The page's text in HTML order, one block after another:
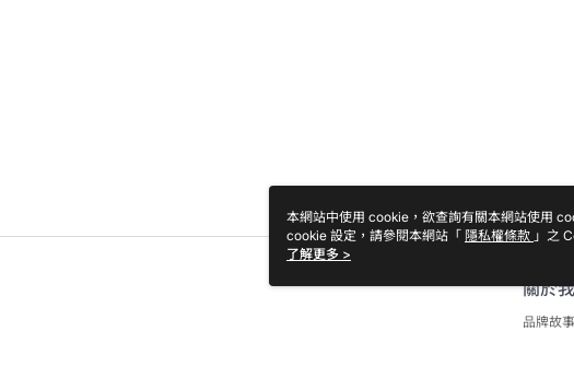
關於
品牌故事
本網站中使用 cookie，欲查詢有關本網站使用
cookie 設定，請參閱本網站「 隱私權條款 」之
Cookie 聲明使用 cookie。
了解更多 >